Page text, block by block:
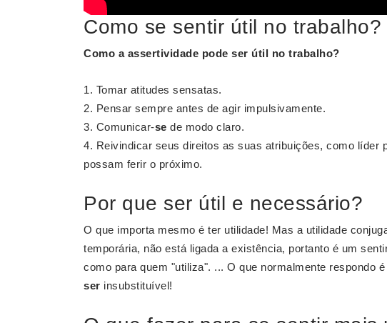
Como se sentir útil no trabalho?
Como a assertividade pode ser útil no trabalho?
Tomar atitudes sensatas.
Pensar sempre antes de agir impulsivamente.
Comunicar-se de modo claro.
Reivindicar seus direitos as suas atribuições, como líder
possam ferir o próximo.
Por que ser útil e necessário?
O que importa mesmo é ter utilidade! Mas a utilidade
temporária, não está ligada a existência, portanto é um
como para quem "utiliza". ... O que normalmente respondo é
ser insubstituível!